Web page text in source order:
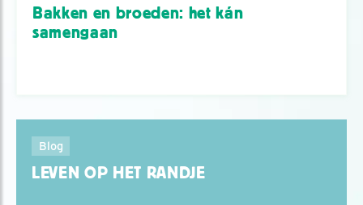
Bakken en broeden: het kán
samengaan
Blog
LEVEN OP HET RANDJE